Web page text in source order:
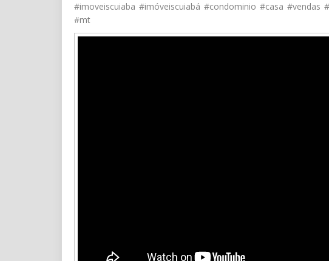
#imoveiscuiaba #imóveiscuiabá #condominio #casa #vendas
#mt